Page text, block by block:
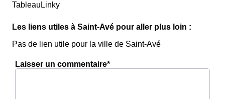
TableauLinky
Les liens utiles à Saint-Avé pour aller plus loin :
Pas de lien utile pour la ville de Saint-Avé
Laisser un commentaire*